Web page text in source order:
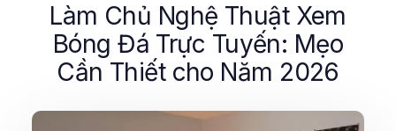
Làm Chủ Nghệ Thuật Xem
Bóng Đá Trực Tuyến: Mẹo
Cần Thiết cho Năm 2026